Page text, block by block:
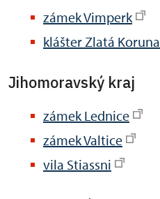
zámek Vimperk
klášter Zlatá Koruna
Jihomoravský kraj
zámek Lednice
zámek Valtice
vila Stiassni